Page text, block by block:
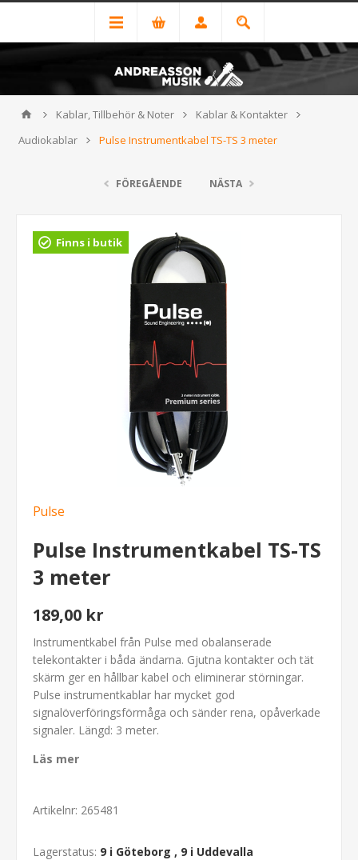
Kablar, Tillbehör & Noter
Kablar & Kontakter
Audiokablar
Pulse Instrumentkabel TS-TS 3 meter
FÖREGÅENDE NÄSTA
Finns i butik
Pulse
Pulse Instrumentkabel TS-TS
3 meter
189,00 kr
Instrumentkabel från Pulse med obalanserade
telekontakter i båda ändarna. Gjutna kontakter och tät
skärm ger en hållbar kabel och eliminerar störningar.
Pulse instrumentkablar har mycket god
signalöverföringsförmåga och sänder rena, opåverkade
signaler. Längd: 3 meter.
Läs mer
Artikelnr: 265481
Lagerstatus: 9 i Göteborg , 9 i Uddevalla